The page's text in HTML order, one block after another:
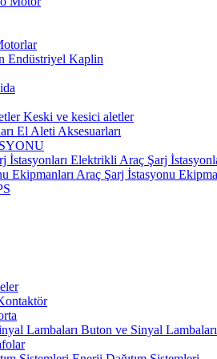
Endüstriyel Kaplin
Keski ve kesici aletler
El Aleti Aksesuarları
Elektrikli Araç Şarj
Araç Şarj İstasyonu
Buton ve Sinyal Lambaları